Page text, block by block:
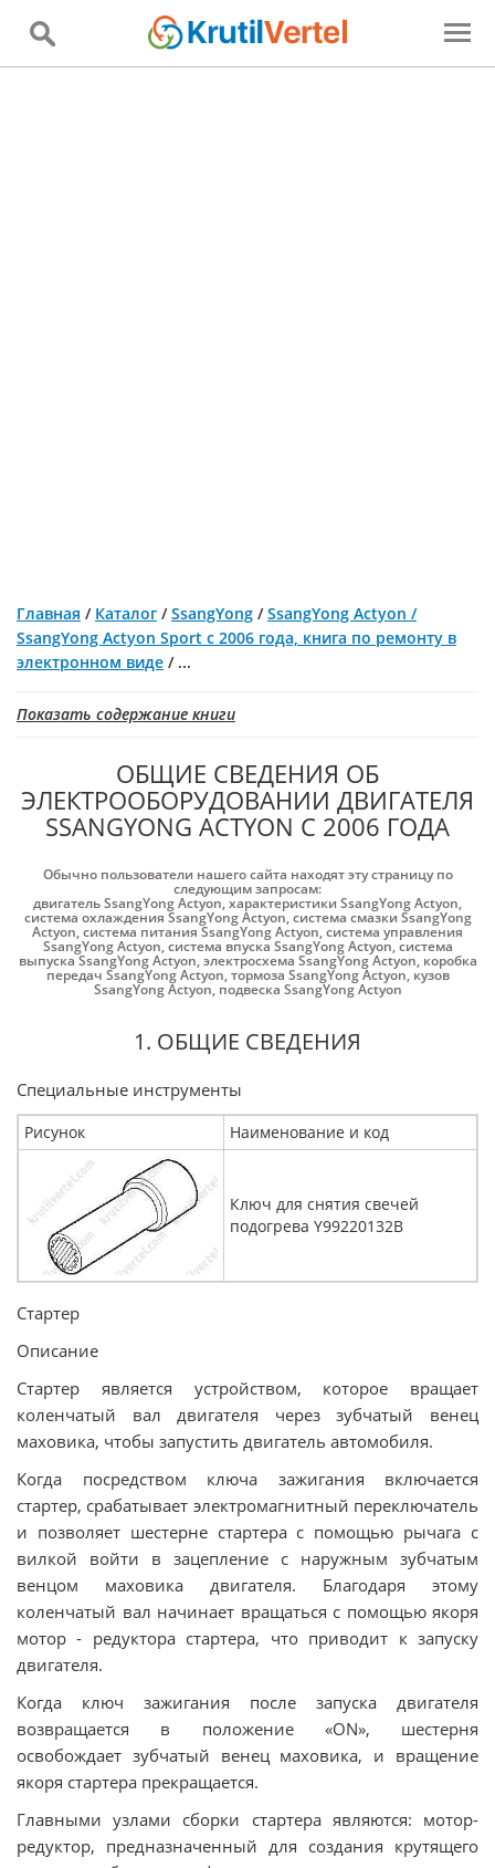
Главная / Каталог /SsangYong /SsangYong Actyon /
SsangYong Actyon Sport с 2006 года, книга по ремонту в
электронном виде / ...
Показать содержание книги
ОБЩИЕ СВЕДЕНИЯ ОБ
ЭЛЕКТРООБОРУДОВАНИИ ДВИГАТЕЛЯ
SSANGYONG ACTYON С 2006 ГОДА
Обычно пользователи нашего сайта находят эту страницу по
следующим запросам:
двигатель SsangYong Actyon,характеристики SsangYong Actyon,
система охлаждения SsangYong Actyon,система смазки SsangYong
Actyon,система питания SsangYong Actyon,система управления
SsangYong Actyon,система впуска SsangYong Actyon,система
выпуска SsangYong Actyon,электросхема SsangYong Actyon, коробка
передач SsangYong Actyon,тормоза SsangYong Actyon, кузов
SsangYong Actyon, подвеска SsangYong Actyon
1. ОБЩИЕ СВЕДЕНИЯ
Специальные инструменты
Рисунок Наименование и код
Ключ для снятия свечей
подогрева Y99220132В
Стартер
Описание
Стартер является устройством, которое вращает
коленчатый вал двигателя через зубчатый венец
маховика, чтобы запустить двигатель автомобиля.
Когда посредством ключа зажигания включается
стартер, срабатывает электромагнитный переключатель
и позволяет шестерне стартера с помощью рычага с
вилкой войти в зацепление с наружным зубчатым
венцом маховика двигателя. Благодаря этому
коленчатый вал начинает вращаться с помощью якоря
мотор - редуктора стартера, что приводит к запуску
двигателя.
Когда ключ зажигания после запуска двигателя
возвращается в положение «ON», шестерня
освобождает зубчатый венец маховика, и вращение
якоря стартера прекращается.
Главными узлами сборки стартера являются: мотор-
редуктор, предназначенный для создания крутящего